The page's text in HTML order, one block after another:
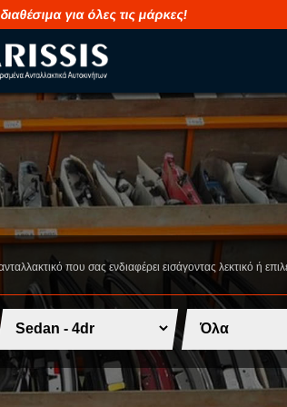
για όλες τις μάρκες!
S
SAAB
SHUANGHUAN
SSANGYONG
που σας ενδιαφέρει εισάγοντας λεκτικό ή